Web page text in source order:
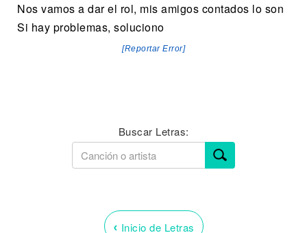
Nos vamos a dar el rol, mis amigos contados lo son
Si hay problemas, soluciono
[Reportar Error]
Buscar Letras:
‹ Inicio de Letras